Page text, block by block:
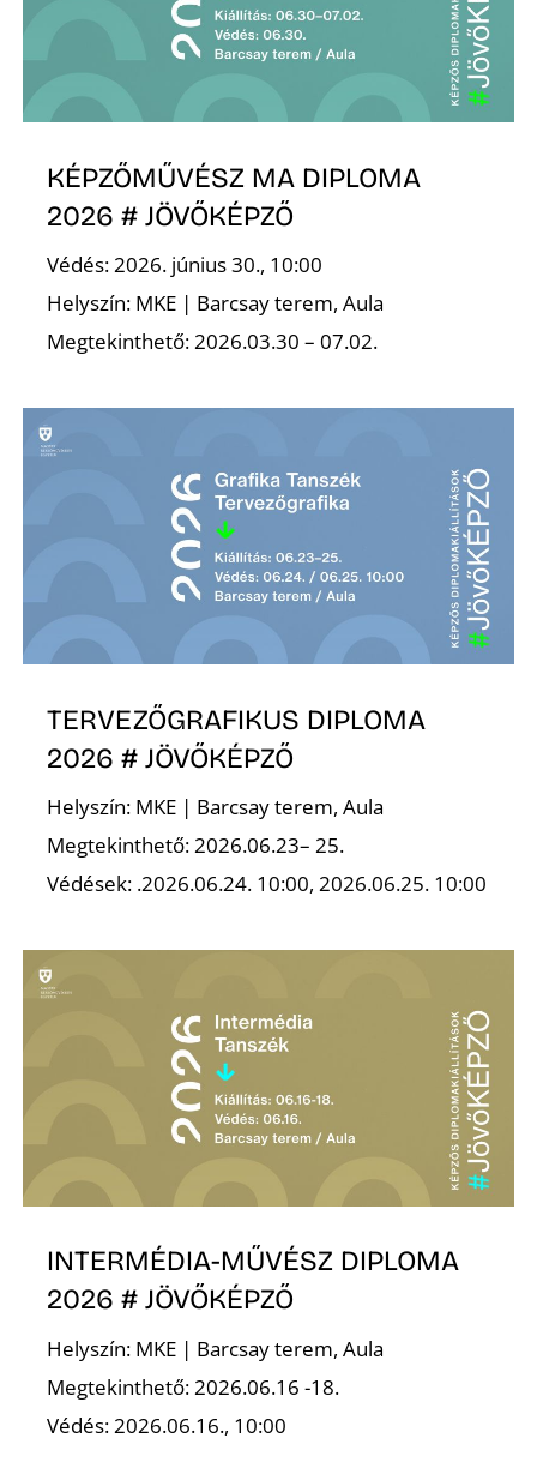
KÉPZŐMŰVÉSZ MA DIPLOMA
2026 # JÖVŐKÉPZŐ
Védés: 2026. június 30., 10:00
Helyszín: MKE | Barcsay terem, Aula
Megtekinthető: 2026.03.30 – 07.02.
TERVEZŐGRAFIKUS DIPLOMA
2026 # JÖVŐKÉPZŐ
Helyszín: MKE | Barcsay terem, Aula
Megtekinthető: 2026.06.23– 25.
Védések: .2026.06.24. 10:00, 2026.06.25. 10:00
INTERMÉDIA-MŰVÉSZ DIPLOMA
2026 # JÖVŐKÉPZŐ
Helyszín: MKE | Barcsay terem, Aula
Megtekinthető: 2026.06.16 -18.
Védés: 2026.06.16., 10:00